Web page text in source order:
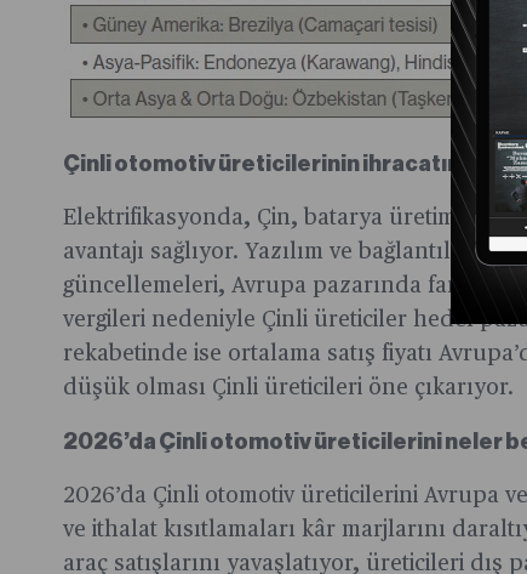
Çinli otomotiv üreticilerinin ihracatın
Elektrifikasyonda, Çin, batarya üretiminde
avantajı sağlıyor. Yazılım ve bağlantılı
güncellemeleri, Avrupa pazarında fark
vergileri nedeniyle Çinli üreticiler hedef
rekabetinde ise ortalama satış fiyatı
düşük olması Çinli üreticileri öne çıkarıyor.
2026’da Çinli otomotiv üreticilerini neler
2026’da Çinli otomotiv üreticilerini Avrupa
ve ithalat kısıtlamaları kâr marjlarını
araç satışlarını yavaşlatıyor, üreticileri dış